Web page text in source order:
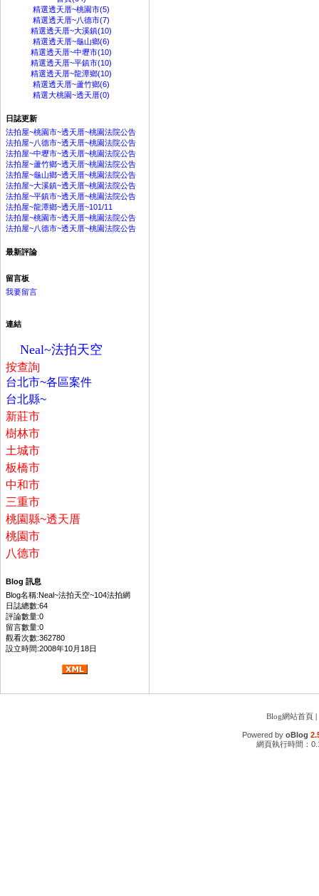
精選透天厝~桃園市(5)
精選透天厝~八德市(7)
精選透天厝~大溪鎮(10)
精選透天厝~龜山鄉(6)
精選透天厝~中壢市(10)
精選透天厝~平鎮市(10)
精選透天厝~龍潭鄉(10)
精選透天厝~蘆竹鄉(6)
精選大桃園~透天厝(0)
日誌更新
法拍屋~桃園市~透天厝~桃園法院公告
法拍屋~八德市~透天厝~桃園法院公告
法拍屋~中壢市~透天厝~桃園法院公告
法拍屋~蘆竹鄉~透天厝~桃園法院公告
法拍屋~龜山鄉~透天厝~桃園法院公告
法拍屋~大溪鎮~透天厝~桃園法院公告
法拍屋~平鎮市~透天厝~桃園法院公告
法拍屋~龍潭鄉~透天厝~101/11
法拍屋~桃園市~透天厝~桃園法院公告
法拍屋~八德市~透天厝~桃園法院公告
最新評論
留言板
我要留言
連結
Neal~法拍天空
按查詢
台北市~各區案件
台北縣~
新莊市
樹林市
土城市
板橋市
中和市
三重市
桃園縣~透天厝
桃園市
八德市
Blog 訊息
Blog名稱:Neal~法拍天空~104法拍網
日誌總數:64
評論數量:0
留言數量:0
觀看次數:362780
設立時間:2008年10月18日
Blog網站首頁|
Powered by oBlog
網頁執行時間：